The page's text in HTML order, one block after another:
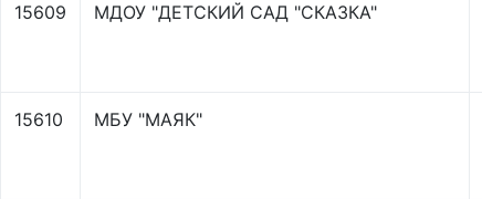
15609 МДОУ "ДЕТСКИЙ САД "СКАЗКА"
15610 МБУ "МАЯК"